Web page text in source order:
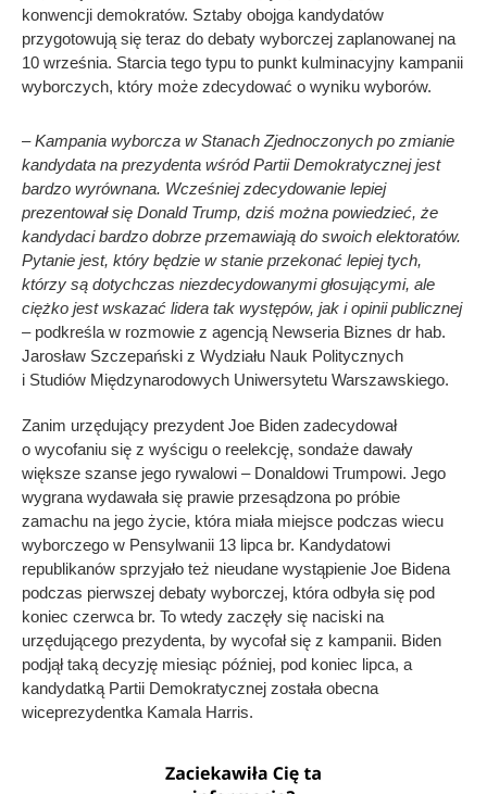
konwencji demokratów. Sztaby obojga kandydatów
przygotowują się teraz do debaty wyborczej zaplanowanej na
10 września. Starcia tego typu to punkt kulminacyjny kampanii
wyborczych, który może zdecydować o wyniku wyborów.
–Kampania wyborcza w Stanach Zjednoczonych po zmianie
kandydata na prezydenta wśród Partii Demokratycznej jest
bardzo wyrównana. Wcześniej zdecydowanie lepiej
prezentował się Donald Trump, dziś można powiedzieć, że
kandydaci bardzo dobrze przemawiają do swoich elektoratów.
Pytanie jest, który będzie w stanie przekonać lepiej tych,
którzy są dotychczas niezdecydowanymi głosującymi, ale
ciężko jest wskazać lidera tak występów, jak i opinii publicznej
–podkreśla w rozmowie z agencją Newseria Biznes dr hab.
Jarosław Szczepański z Wydziału Nauk Politycznych
i Studiów Międzynarodowych Uniwersytetu Warszawskiego.
Zanim urzędujący prezydent Joe Biden zadecydował
o wycofaniu się z wyścigu o reelekcję, sondaże dawały
większe szanse jego rywalowi – Donaldowi Trumpowi. Jego
wygrana wydawała się prawie przesądzona po próbie
zamachu na jego życie, która miała miejsce podczas wiecu
wyborczego w Pensylwanii 13 lipca br. Kandydatowi
republikanów sprzyjało też nieudane wystąpienie Joe Bidena
podczas pierwszej debaty wyborczej, która odbyła się pod
koniec czerwca br. To wtedy zaczęły się naciski na
urzędującego prezydenta, by wycofał się z kampanii. Biden
podjął taką decyzję miesiąc później, pod koniec lipca, a
kandydatką Partii Demokratycznej została obecna
wiceprezydentka Kamala Harris.